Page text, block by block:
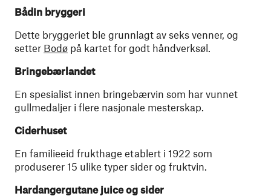
Bådin bryggeri
Dette bryggeriet ble grunnlagt av seks venner, og
setter Bodø på kartet for godt håndverksøl.
Bringebærlandet
En spesialist innen bringebærvin som har vunnet
gullmedaljer i flere nasjonale mesterskap.
Ciderhuset
En familieeid frukthage etablert i 1922 som
produserer 15 ulike typer sider og fruktvin.
Hardangergutane juice og sider